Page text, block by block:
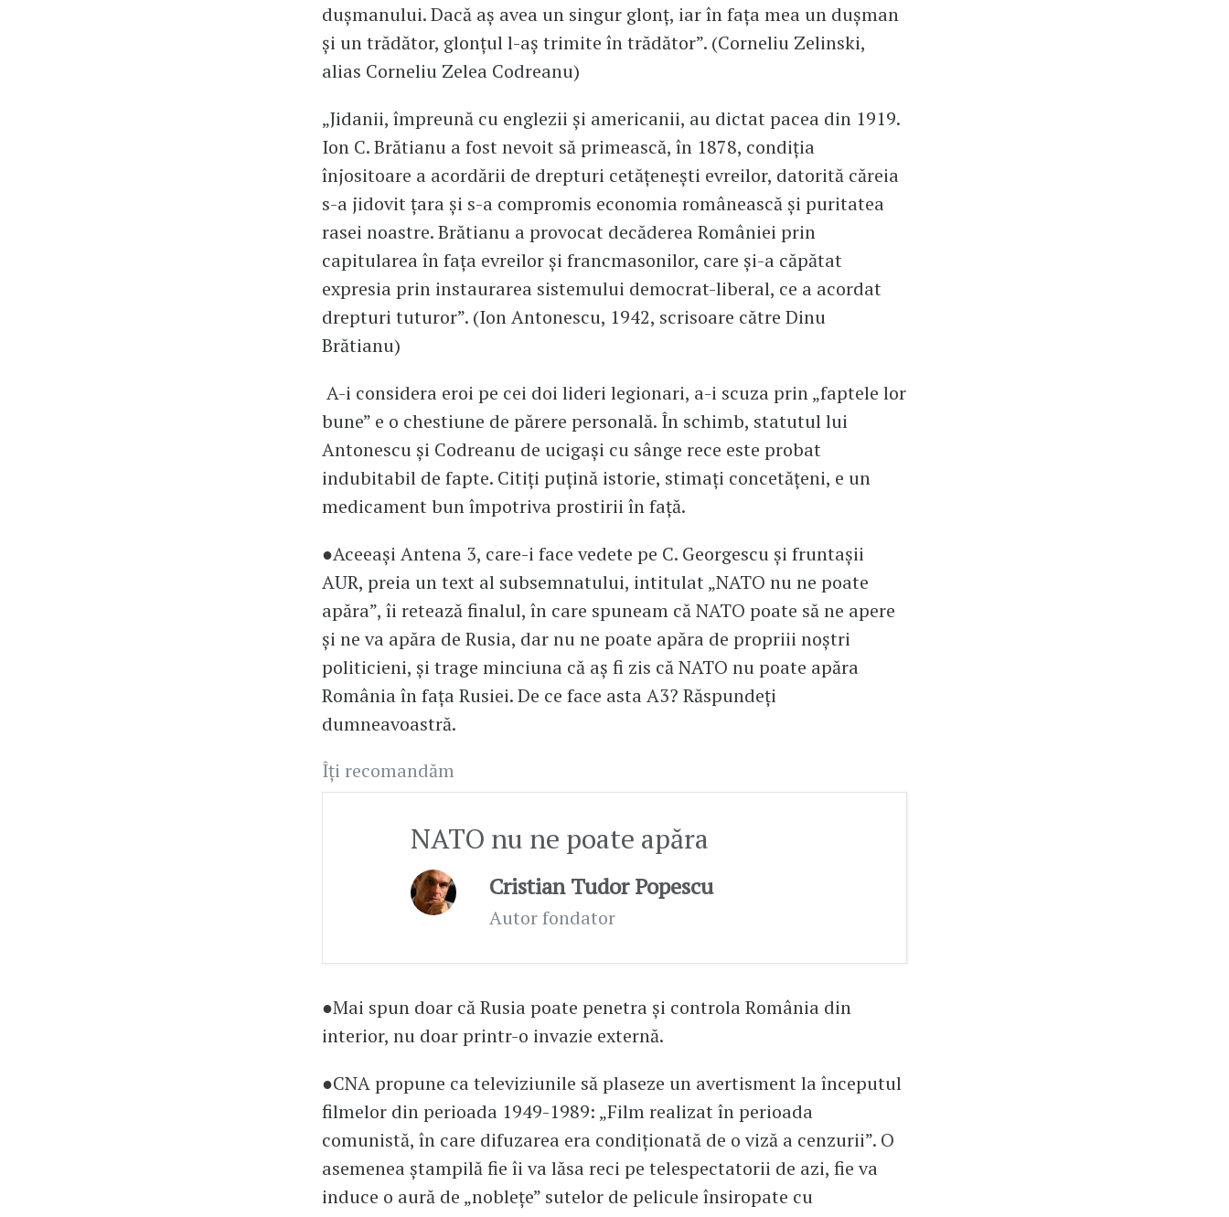
dușmanului. Dacă aș avea un singur glonț, iar în fața mea un dușman
și un trădător, glonțul l-aș trimite în trădător”. (Corneliu Zelinski,
alias Corneliu Zelea Codreanu)
„Jidanii, împreună cu englezii și americanii, au dictat pacea din 1919.
Ion C. Brătianu a fost nevoit să primească, în 1878, condiția
înjositoare a acordării de drepturi cetățenești evreilor, datorită căreia
s-a jidovit țara și s-a compromis economia românească și puritatea
rasei noastre. Brătianu a provocat decăderea României prin
capitularea în fața evreilor și francmasonilor, care și-a căpătat
expresia prin instaurarea sistemului democrat-liberal, ce a acordat
drepturi tuturor”. (Ion Antonescu, 1942, scrisoare către Dinu
Brătianu)
A-i considera eroi pe cei doi lideri legionari, a-i scuza prin „faptele lor
bune” e o chestiune de părere personală. În schimb, statutul lui
Antonescu și Codreanu de ucigași cu sânge rece este probat
indubitabil de fapte. Citiți puțină istorie, stimați concetățeni, e un
medicament bun împotriva prostirii în față.
●Aceeași Antena 3, care-i face vedete pe C. Georgescu și fruntașii
AUR, preia un text al subsemnatului, intitulat „NATO nu ne poate
apăra”, îi retează finalul, în care spuneam că NATO poate să ne apere
și ne va apăra de Rusia, dar nu ne poate apăra de propriii noștri
politicieni, și trage minciuna că aș fi zis că NATO nu poate apăra
România în fața Rusiei. De ce face asta A3? Răspundeți
dumneavoastră.
Îți recomandăm
NATO nu ne poate apăra
Cristian Tudor Popescu
Autor fondator
●Mai spun doar că Rusia poate penetra și controla România din
interior, nu doar printr-o invazie externă.
●CNA propune ca televiziunile să plaseze un avertisment la începutul
filmelor din perioada 1949-1989: „Film realizat în perioada
comunistă, în care difuzarea era condiționată de o viză a cenzurii”. O
asemenea ștampilă fie îi va lăsa reci pe telespectatorii de azi, fie va
induce o aură de „noblețe” sutelor de pelicule însiropate cu